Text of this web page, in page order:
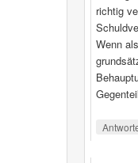
richtig
Wenn